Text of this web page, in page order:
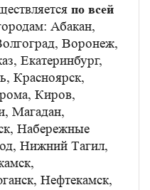
по всей
Абакан,
Воронеж,
Екатеринбург,
Красноярск,
Киров,
Магадан,
Набережные
Нижний Тагил,
Нефтекамск,